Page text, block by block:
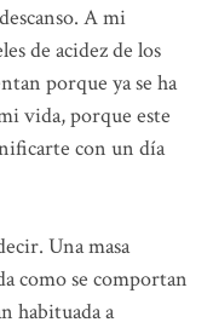
A mi
de acidez de los
porque ya se ha
vida, porque este
con un día
Una masa
como se comportan
habituada a